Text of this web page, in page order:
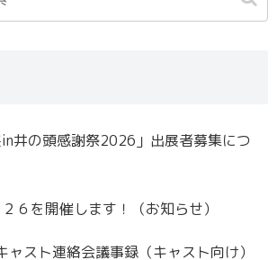
in井の頭感謝祭2026」出展者募集につ
６を開催します！（お知らせ）
スト連絡会議事録（キャスト向け）